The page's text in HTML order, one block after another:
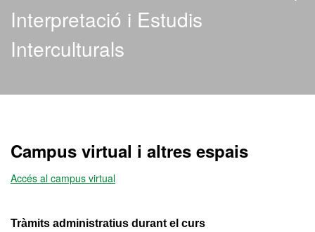
Interpretació i Estudis
Interculturals
Campus virtual i altres espais
Accés al campus virtual
Tràmits administratius durant el curs